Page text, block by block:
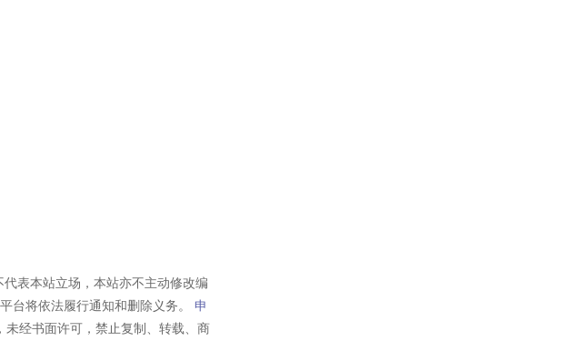
表本站立场，本站亦不主动修改编
台将依法履行通知和删除义务。
申
经书面许可，禁止复制、转载、商